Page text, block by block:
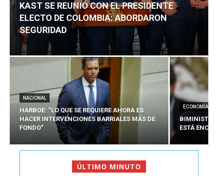
KAST SE REUNIÓ CON EL PRESIDENTE
ELECTO DE COLOMBIA: ABORDARON
SEGURIDAD
NACIONAL
HARBOE: “LO QUE SE REQUIERE AHORA ES
HACER INTERVENCIONES BARRIALES MÁS DE
FONDO”
ECONOMÍA
BIMINISTRO
ESTÁ
ÚLTIMO MINUTO